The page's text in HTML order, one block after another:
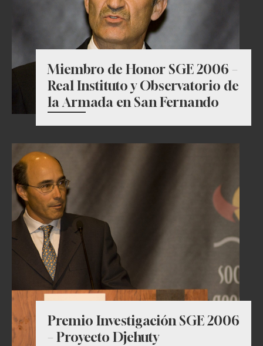
Miembro de Honor SGE 2006 –
Real Instituto y Observatorio de
la Armada en San Fernando
Premio Investigación SGE 2006
– Proyecto Djehuty